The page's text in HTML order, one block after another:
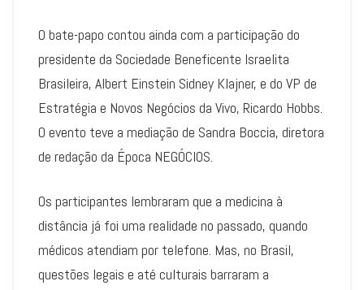
O bate-papo contou ainda com a participação do
presidente da Sociedade Beneficente Israelita
Brasileira, Albert Einstein Sidney Klajner, e do VP de
Estratégia e Novos Negócios da Vivo, Ricardo Hobbs.
O evento teve a mediação de Sandra Boccia, diretora
de redação da Época NEGÓCIOS.
Os participantes lembraram que a medicina à
distância já foi uma realidade no passado, quando
médicos atendiam por telefone. Mas, no Brasil,
questões legais e até culturais barraram a